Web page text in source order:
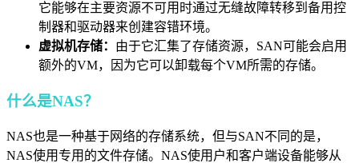
它能够在主要资源不可用时通过无缝故障转移到备用控
制器和驱动器来创建容错环境。
虚拟机存储： 由于它汇集了存储资源，SAN可能会启用
额外的VM，因为它可以卸载每个VM所需的存储。
什么是NAS？
NAS也是一种基于网络的存储系统，但与SAN不同的是，
NAS使用专用的文件存储。NAS使用户和客户端设备能够从